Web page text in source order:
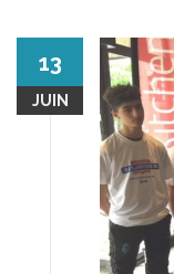
13
JUIN